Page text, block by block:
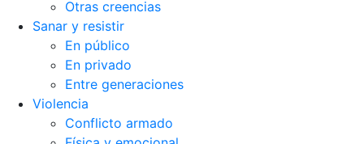
Otras creencias
Sanar y resistir
En público
En privado
Entre generaciones
Violencia
Conflicto armado